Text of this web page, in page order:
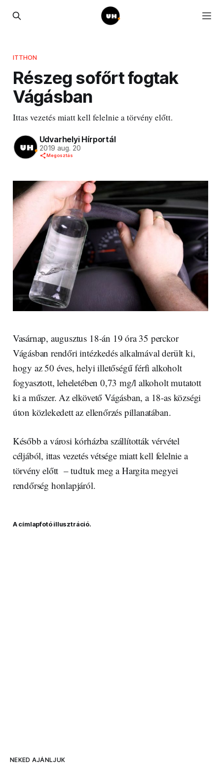
ITTHON
Részeg sofőrt fogtak
Vágásban
Ittas vezetés miatt kell felelnie a törvény előtt.
Udvarhelyi Hírportál
2019 aug. 20
Megosztás
Vasárnap, augusztus 18-án 19 óra 35 perckor
Vágásban rendőri intézkedés alkalmával derült ki,
hogy az 50 éves, helyi illetőségű férfi alkoholt
fogyasztott, leheletében 0,73 mg/l alkoholt mutatott
ki a műszer. Az elkövető Vágásban, a 18-as községi
úton közlekedett az ellenőrzés pillanatában.
Később a városi kórházba szállították vérvétel
céljából, ittas vezetés vétsége miatt kell felelnie a
törvény előtt – tudtuk meg a Hargita megyei
rendőrség honlapjáról.
A címlapfotó illusztráció.
NEKED AJÁNLJUK